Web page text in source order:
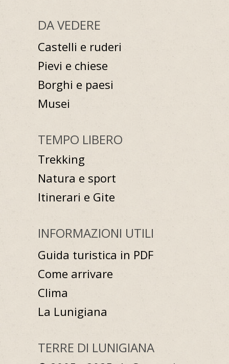
DA VEDERE
Castelli e ruderi
Pievi e chiese
Borghi e paesi
Musei
TEMPO LIBERO
Trekking
Natura e sport
Itinerari e Gite
INFORMAZIONI UTILI
Guida turistica in PDF
Come arrivare
Clima
La Lunigiana
TERRE DI LUNIGIANA